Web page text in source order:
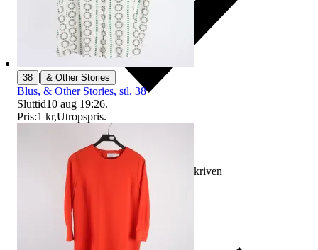
Ersättning om varan inte är som beskriven
38 | & Other Stories
Blus, & Other Stories, stl. 38
Sluttid10 aug 19:26.
Pris:1 kr,Utropspris.